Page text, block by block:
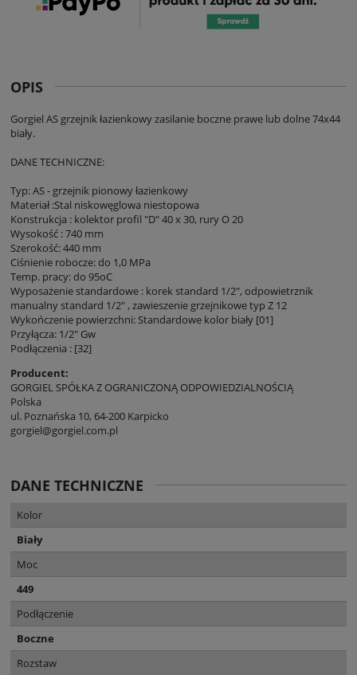
OPIS
Gorgiel AS grzejnik łazienkowy zasilanie boczne prawe lub dolne 74x44
biały.
DANE TECHNICZNE:
Typ: AS - grzejnik pionowy łazienkowy
Materiał :Stal niskowęglowa niestopowa
Konstrukcja : kolektor profil "D" 40 x 30, rury O 20
Wysokość : 740 mm
Szerokość: 440 mm
Ciśnienie robocze: do 1,0 MPa
Temp. pracy: do 95oC
Wyposażenie standardowe : korek standard 1/2", odpowietrznik
manualny standard 1/2" , zawieszenie grzejnikowe typ Z 12
Wykończenie powierzchni: Standardowe kolor biały [01]
Przyłącza: 1/2" Gw
Podłączenia : [32]
Producent:
GORGIEL SPÓŁKA Z OGRANICZONĄ ODPOWIEDZIALNOŚCIĄ
Polska
ul. Poznańska 10, 64-200 Karpicko
gorgiel@gorgiel.com.pl
DANE TECHNICZNE
Kolor
Biały
Moc
449
Podłączenie
Boczne
Rozstaw